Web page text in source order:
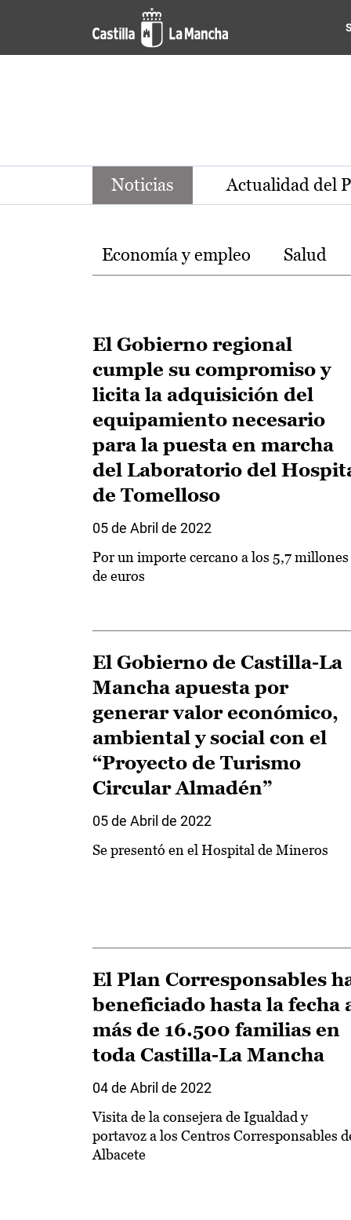
Pasar al contenido principal
Noticias de la región de
Noticias Actualidad del
Temas
Economía y empleo Salud
El Gobierno regional
cumple su compromiso y
licita la adquisición del
equipamiento necesario
para la puesta en marcha
del Laboratorio del
de Tomelloso
05 de Abril de 2022
Por un importe cercano a los 5,7 millones
de euros
El Gobierno de Castilla-La
Mancha apuesta por
generar valor económico,
ambiental y social con el
“Proyecto de Turismo
Circular Almadén”
05 de Abril de 2022
Se presentó en el Hospital de Mineros
El Plan Corresponsables
beneficiado hasta la fecha
más de 16.500 familias en
toda Castilla-La Mancha
04 de Abril de 2022
Visita de la consejera de Igualdad y
portavoz a los Centros Corresponsables
Albacete